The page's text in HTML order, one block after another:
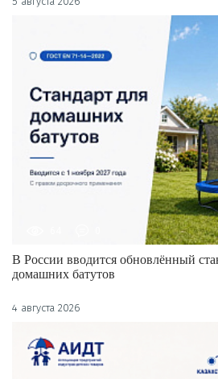
В России вводится обновлённый
домашних батутов
4 августа 2026